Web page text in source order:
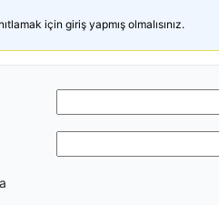
için giriş yapmış olmalısınız.